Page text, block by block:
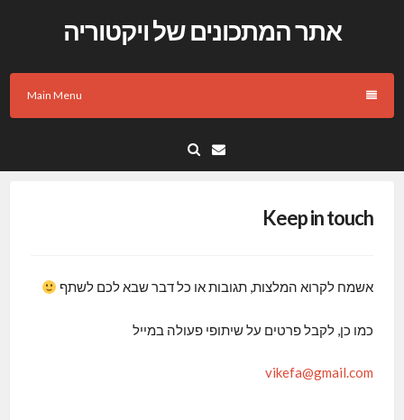
אתר המתכונים של ויקטוריה
Main Menu
Email
Keep in touch
אשמח לקרוא המלצות, תגובות או כל דבר שבא לכם לשתף
כמו כן, לקבל פרטים על שיתופי פעולה במייל
vikefa@gmail.com